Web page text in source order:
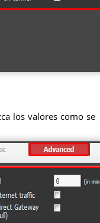
los valores como se